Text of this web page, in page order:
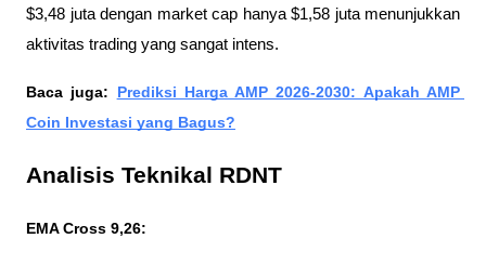
$3,48 juta dengan market cap hanya $1,58 juta menunjukkan
aktivitas trading yang sangat intens.
Baca juga: Prediksi Harga AMP 2026-2030: Apakah AMP
Coin Investasi yang Bagus?
Analisis Teknikal RDNT
EMA Cross 9,26: